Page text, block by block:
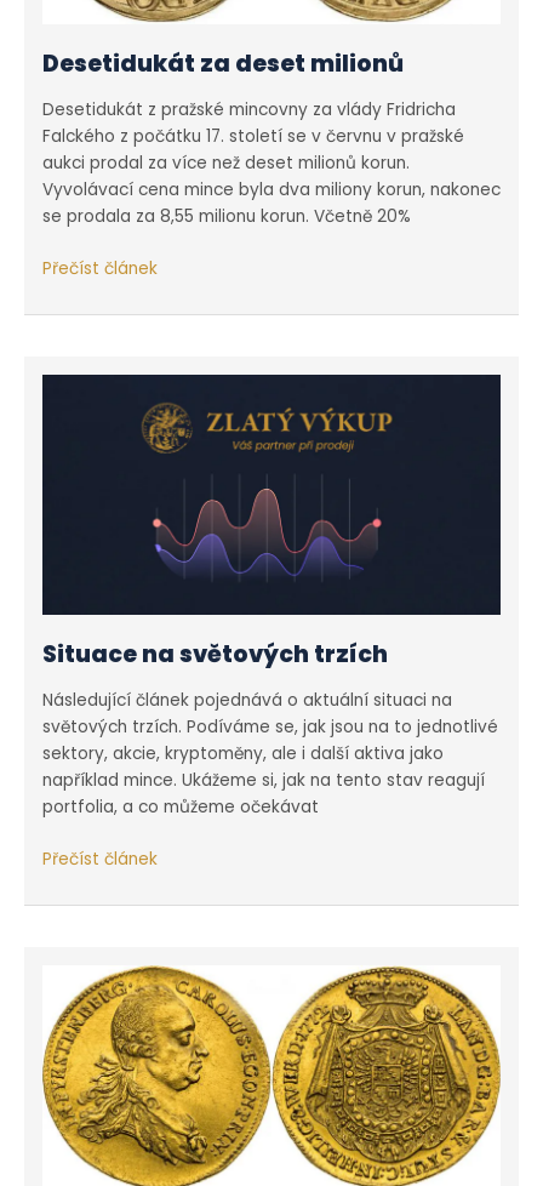
Desetidukát za deset milionů
Desetidukát z pražské mincovny za vlády Fridricha
Falckého z počátku 17. století se v červnu v pražské
aukci prodal za více než deset milionů korun.
Vyvolávací cena mince byla dva miliony korun, nakonec
se prodala za 8,55 milionu korun. Včetně 20%
Desetidukát
deset
Přečíst článek
Situace na světových trzích
Následující článek pojednává o aktuální situaci na
světových trzích. Podíváme se, jak jsou na to jednotlivé
sektory, akcie, kryptoměny, ale i další aktiva jako
například mince. Ukážeme si, jak na tento stav reagují
portfolia, a co můžeme očekávat
Situace
světových
Přečíst článek